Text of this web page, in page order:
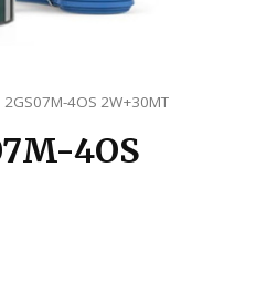
4OS 2W+30MT
4OS